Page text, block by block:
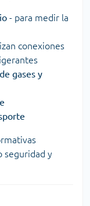
- para medir la
conexiones
gases y
seguridad y